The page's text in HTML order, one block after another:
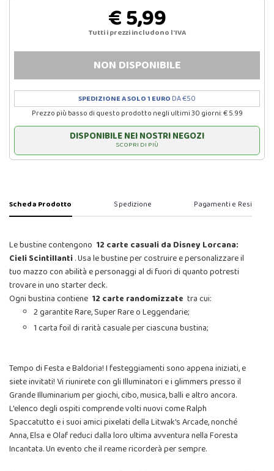
€ 5,99
Tutti i prezzi includono l'IVA
NON DISPONIBILE
SPEDIZIONE A SOLO 1 EURO DA €50
Prezzo più basso di questo prodotto negli ultimi 30 giorni: € 5.99
DISPONIBILE NEI NOSTRI NEGOZI
SCOPRI DI PIÙ
Scheda Prodotto Spedizione Pagamenti e Resi
Le bustine contengono 12 carte casuali da Disney Lorcana:
Cieli Scintillanti. Usa le bustine per costruire e personalizzare il
tuo mazzo con abilità e personaggi al di fuori di quanto potresti
trovare in uno starter deck.
Ogni bustina contiene 12 carte randomizzate tra cui:
2 garantite Rare, Super Rare o Leggendarie;
1 carta foil di rarità casuale per ciascuna bustina;
Tempo di Festa e Baldoria! I festeggiamenti sono appena iniziati, e
siete invitati! Vi riunirete con gli Illuminatori e i glimmers presso il
Grande Illuminarium per giochi, cibo, musica, balli e altro ancora.
L'elenco degli ospiti comprende volti nuovi come Ralph
Spaccatutto e i suoi amici pixelati della Litwak's Arcade, nonché
Anna, Elsa e Olaf reduci dalla loro ultima avventura nella Foresta
Incantata. Un evento che il reame ricorderà per sempre.